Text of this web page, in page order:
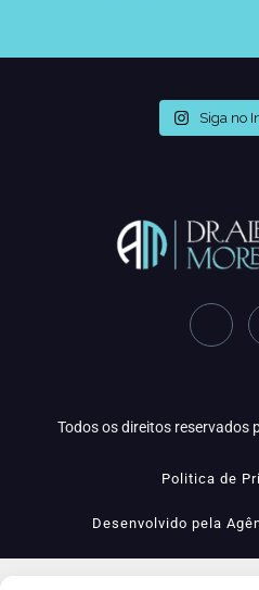
Siga no
Todos os direitos reservados
Politica de
Desenvolvido pela